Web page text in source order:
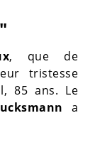
, que de
tristesse
85 ans. Le
a